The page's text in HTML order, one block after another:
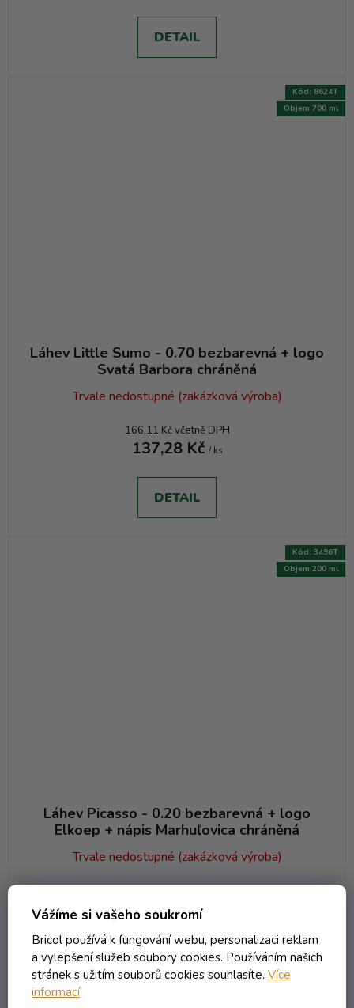
Vážíme si vašeho soukromí
Bricol používá k fungování webu, personalizaci reklam
a vylepšení služeb soubory cookies. Používáním našich
stránek s užitím souborů cookies souhlasíte. Více
informací
DETAIL
Láhev Little Sumo - 0.70 bezbarevná + logo
Svatá Barbora chráněná
Trvale nedostupné (zakázková výroba)
166,11 Kč včetně DPH
137,28 Kč / ks
DETAIL
Objem 700 ml
Kód: 8624T
Láhev Picasso - 0.20 bezbarevná + logo
Elkoep + nápis Marhuľovica chráněná
Trvale nedostupné (zakázková výroba)
109,61 Kč
DETAIL
Objem 200 ml
Kód: 3496T